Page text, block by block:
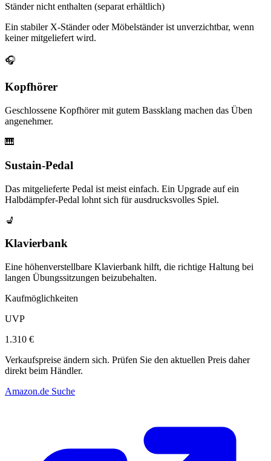
Ständer nicht enthalten (separat erhältlich)
Ein stabiler X-Ständer oder Möbelständer ist unverzichtbar, wenn
keiner mitgeliefert wird.
🎧
Kopfhörer
Geschlossene Kopfhörer mit gutem Bassklang machen das Üben
angenehmer.
🎹
Sustain-Pedal
Das mitgelieferte Pedal ist meist einfach. Ein Upgrade auf ein
Halbdämpfer-Pedal lohnt sich für ausdrucksvolles Spiel.
💺
Klavierbank
Eine höhenverstellbare Klavierbank hilft, die richtige Haltung bei
langen Übungssitzungen beizubehalten.
Kaufmöglichkeiten
UVP
1.310 €
Verkaufspreise ändern sich. Prüfen Sie den aktuellen Preis daher
direkt beim Händler.
Amazon.de Suche